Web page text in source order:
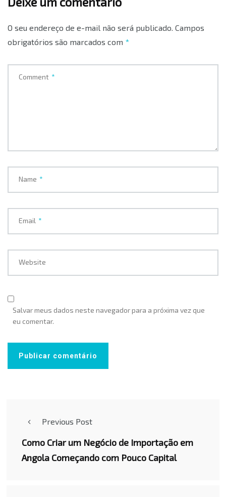
O seu endereço de e-mail não será publicado. Campos
obrigatórios são marcados com *
Comment *
Name *
Email *
Website
Salvar meus dados neste navegador para a próxima vez que
eu comentar.
Previous Post
Como Criar um Negócio de Importação em
Angola Começando com Pouco Capital